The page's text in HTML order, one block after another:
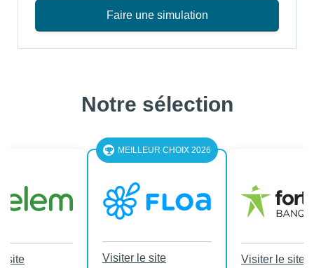
Faire une simulation
Notre sélection
site
MEILLEUR CHOIX 2026
Visiter le site Visiter le site